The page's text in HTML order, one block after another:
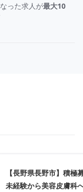
った求人が最大10
【長野県長野市】積極
未経験から美容皮膚科